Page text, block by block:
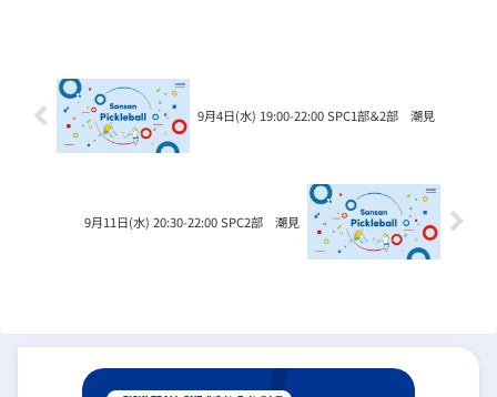
9月4日(水) 19:00-22:00 SPC1部＆2部 潮見
9月11日(水) 20:30-22:00 SPC2部 潮見